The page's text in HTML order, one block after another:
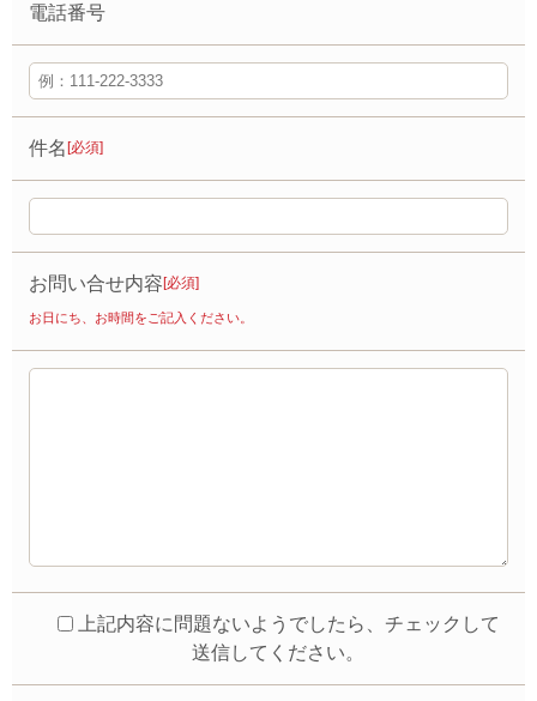
電話番号
件名[必須]
お問い合せ内容[必須]
お日にち、お時間をご記入ください。
上記内容に問題ないようでしたら、チェックして
送信してください。